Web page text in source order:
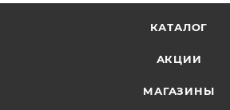
КАТАЛОГ
АКЦИИ
МАГАЗИНЫ